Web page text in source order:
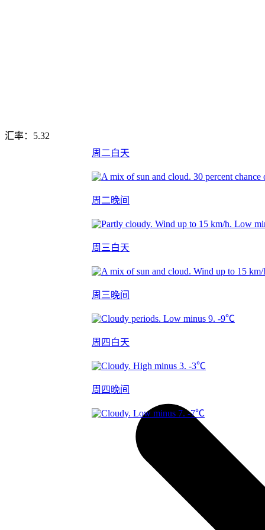
周二白天
周二晚间
周三白天
周三晚间
-9℃
周四白天
-3℃
周四晚间
-7℃
汇率： 5.32